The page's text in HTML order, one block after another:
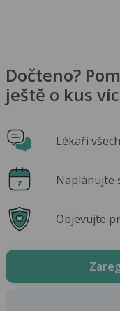
Dočteno?
ještě o kus
Lékaři
Naplánujte
Objevujte